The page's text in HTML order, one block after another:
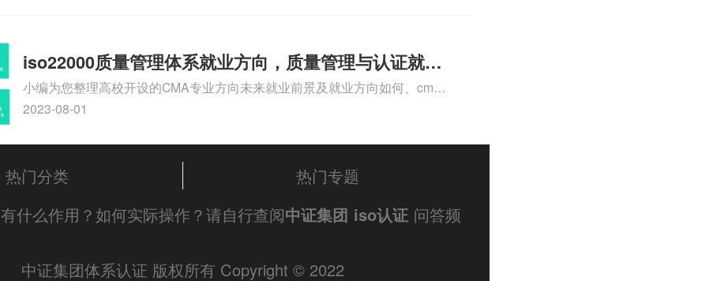
iso22000质量管理体系就业方向，质量管理与认证就业
方向
小编为您整理高校开设的CMA专业方向未来就业前景及就业方向如何、cma
就业方向有哪些、国际质量认证专业的就业方向、cpa和cma未来就业方向、
文！
2023-08-01
热门分类
热门专题
有什么作用？如何实际操作？请自行查阅中证集团 iso认证 问答频
中证集团体系认证 版权所有 Copyright © 2022